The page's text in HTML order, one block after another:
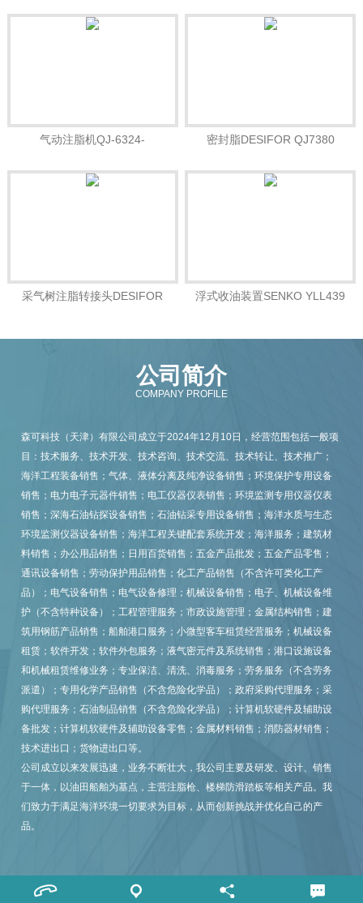
气动注脂机QJ-6324-
密封脂DESIFOR QJ7380
采气树注脂转接头DESIFOR
浮式收油装置SENKO YLL439
公司简介
COMPANY PROFILE
森可科技（天津）有限公司成立于2024年12月10日，经营范围包括一般项
目：技术服务、技术开发、技术咨询、技术交流、技术转让、技术推广；
海洋工程装备销售；气体、液体分离及纯净设备销售；环境保护专用设备
销售；电力电子元器件销售；电工仪器仪表销售；环境监测专用仪器仪表
销售；深海石油钻探设备销售；石油钻采专用设备销售；海洋水质与生态
环境监测仪器设备销售；海洋工程关键配套系统开发；海洋服务；建筑材
料销售；办公用品销售；日用百货销售；五金产品批发；五金产品零售；
通讯设备销售；劳动保护用品销售；化工产品销售（不含许可类化工产
品）；电气设备销售；电气设备修理；机械设备销售；电子、机械设备维
护（不含特种设备）；工程管理服务；市政设施管理；金属结构销售；建
筑用钢筋产品销售；船舶港口服务；小微型客车租赁经营服务；机械设备
租赁；软件开发；软件外包服务；液气密元件及系统销售；港口设施设备
和机械租赁维修业务；专业保洁、清洗、消毒服务；劳务服务（不含劳务
派遣）；专用化学产品销售（不含危险化学品）；政府采购代理服务；采
购代理服务；石油制品销售（不含危险化学品）；计算机软硬件及辅助设
备批发；计算机软硬件及辅助设备零售；金属材料销售；消防器材销售；
技术进出口；货物进出口等。
公司成立以来发展迅速，业务不断壮大，我公司主要及研发、设计、销售
于一体，以油田船舶为基点，主营注脂枪、楼梯防滑踏板等相关产品。我
们致力于满足海洋环境一切要求为目标，从而创新挑战并优化自己的产
品。